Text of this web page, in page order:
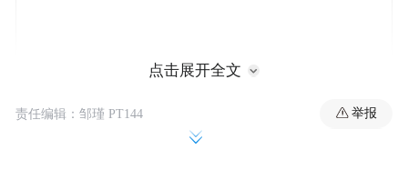
作为长鑫科技的创始人、董事长，同时也是
点击展开全文
责任编辑：邹瑾 PT144 举报